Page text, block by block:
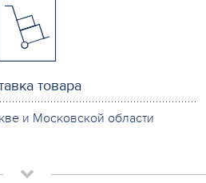
товара
и Московской области